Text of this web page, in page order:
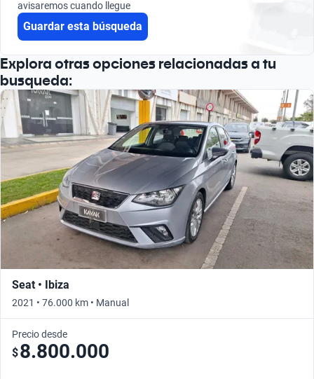
Busca por versión
avisaremos cuando llegue
Guardar esta búsqueda
Explora otras opciones relacionadas a tu
busqueda:
Seat • Ibiza
2021 • 76.000 km • Manual
Precio desde
$8.800.000